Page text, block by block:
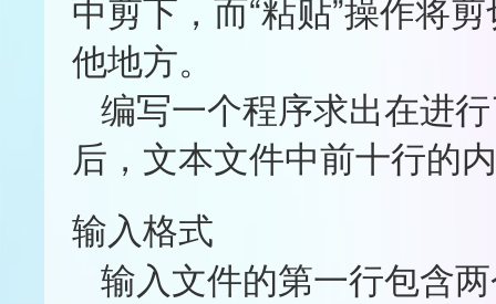
中剪下，而“粘贴”操作将
他地方。
编写一个程序求出在进
后，文本文件中前十行的
输入格式
输入文件的第一行包含